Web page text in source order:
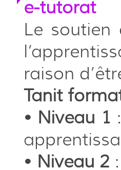
e-tutorat
Le soutien
raison
Tanit
• Niveau 1
• Niveau 2